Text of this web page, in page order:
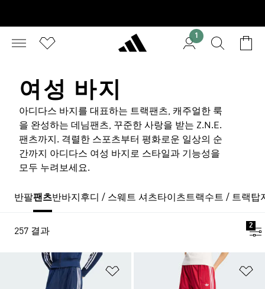
1
여성 바지
아디다스 바지를 대표하는 트랙팬츠, 캐주얼한 룩
을 완성하는 데님팬츠, 꾸준한 사랑을 받는 Z.N.E.
팬츠까지. 격렬한 스포츠부터 평화로운 일상의 순
간까지 아디다스 여성 바지로 스타일과 기능성을
모두 누려보세요.
반팔팬츠반바지 후디 / 스웨트 셔츠타이츠트랙수트 / 트랙탑
257 결과
2
위시리스트 담기